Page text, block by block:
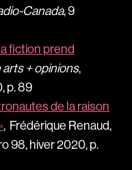
Canada, 9
fiction prend
arts + opinions,
p. 89
de la raison
, Frédérique Renaud,
98, hiver 2020, p.